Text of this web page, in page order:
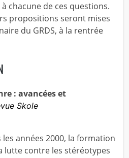
chacune de ces questions.
propositions seront mises
du GRDS, à la rentrée
: avancées et
Skole
années 2000, la formation
lutte contre les stéréotypes